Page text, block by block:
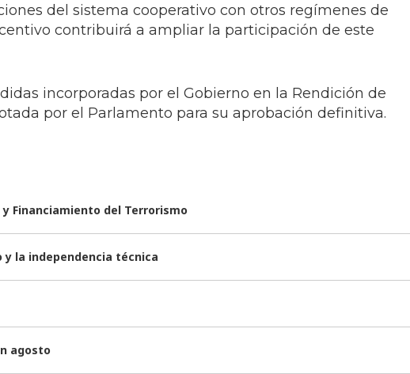
del sistema cooperativo con otros regímenes de
contribuirá a ampliar la participación de este
incorporadas por el Gobierno en la Rendición de
por el Parlamento para su aprobación definitiva.
y Financiamiento del Terrorismo
la independencia técnica
agosto